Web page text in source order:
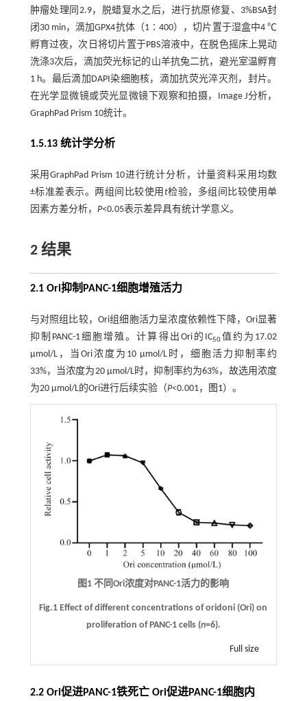
肿瘤处理同2.9，脱蜡复水之后，进行抗原修复、3%BSA封
闭30 min，滴加GPX4抗体（1∶400），切片置于湿盒中4 ℃
孵育过夜，次日将切片置于PBS溶液中，在脱色摇床上晃动
洗涤3次后，滴加荧光标记的山羊抗兔二抗，避光室温孵育
1 h。最后滴加DAPI染细胞核，滴加抗荧光淬灭剂，封片。
在光学显微镜或荧光显微镜下观察和拍摄，Image J分析，
GraphPad Prism 10统计。
1.5.13 统计学分析
采用GraphPad Prism 10进行统计分析，计量资料采用均数
±标准差表示。两组间比较使用 t检验，多组间比较使用单
因素方差分析， P<0.05表示差异具有统计学意义。
2 结果
2.1 Ori抑制PANC-1细胞增殖活力
与对照组比较，Ori组细胞活力呈浓度依赖性下降，Ori显著
抑制PANC-1细胞增殖。计算得出Ori的IC50值约为17.02
µmol/L，当Ori浓度为10 µmol/L时，细胞活力抑制率约
33%，当浓度为20 µmol/L时，抑制率约为63%，故选用浓度
为20 µmol/L的Ori进行后续实验（P<0.001， 图1）。
图1 不同Ori浓度对PANC-1活力的影响
Fig.1 Effect of different concentrations of oridoni (Ori) on
proliferation of PANC-1 cells (n=6).
Full size
2.2 Ori促进PANC-1铁死亡 Ori促进PANC-1细胞内